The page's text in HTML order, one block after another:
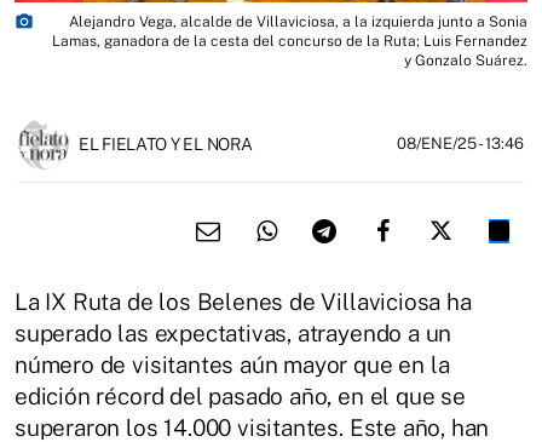
photo_camera
Alejandro Vega, alcalde de Villaviciosa, a la izquierda junto a Sonia
Lamas, ganadora de la cesta del concurso de la Ruta; Luis Fernandez
y Gonzalo Suárez.
EL FIELATO Y EL NORA 08/ENE/25- 13:46
La IX Ruta de los Belenes de Villaviciosa ha
superado las expectativas, atrayendo a un
número de visitantes aún mayor que en la
edición récord del pasado año, en el que se
superaron los 14.000 visitantes. Este año, han